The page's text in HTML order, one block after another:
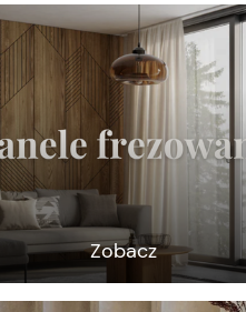
Zobacz